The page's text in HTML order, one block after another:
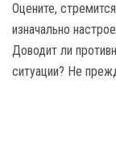
Оцените,
изначально
Доводит ли
ситуации? Не